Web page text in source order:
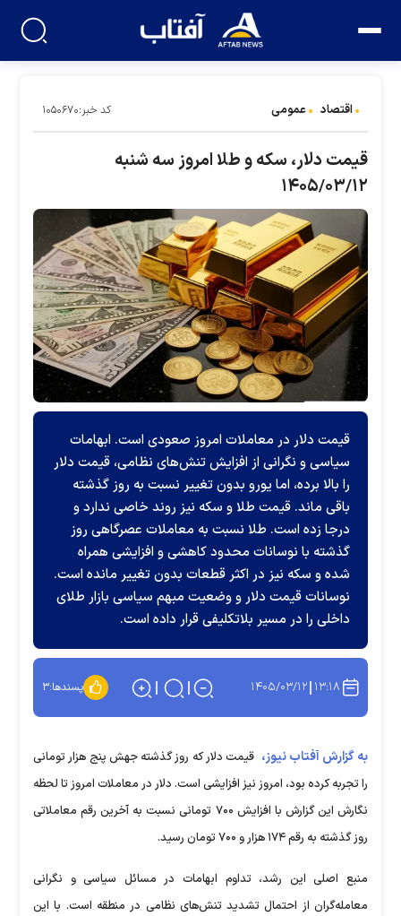
اقتصاد عمومی کد خبر:۱۰۵۰۶۷۰
قیمت دلار، سکه و طلا امروز سه شنبه
۱۴۰۵/۰۳/۱۲
قیمت دلار در معاملات امروز صعودی است. ابهامات
سیاسی و نگرانی از افزایش تنش‌های نظامی، قیمت دلار
را بالا برده، اما یورو بدون تغییر نسبت به روز گذشته
باقی ماند. قیمت طلا و سکه نیز روند خاصی ندارد و
درجا زده است. طلا نسبت به معاملات عصرگاهی روز
گذشته با نوسانات محدود کاهشی و افزایشی همراه
شده و سکه نیز در اکثر قطعات بدون تغییر مانده است.
نوسانات قیمت دلار و وضعیت مبهم سیاسی بازار طلای
داخلی را در مسیر بلاتکلیفی قرار داده است.
۱۳:۱۸ ۱۴۰۵/۰۳/۱۲ پسندها:۳
به گزارش آفتاب نیوز، قیمت دلار که روز گذشته جهش پنج هزار تومانی
را تجربه کرده بود، امروز نیز افزایشی است. دلار در معاملات امروز تا لحظه
نگارش این گزارش با افزایش ۷۰۰ تومانی نسبت به آخرین رقم معاملاتی
روز گذشته به رقم ۱۷۴ هزار و ۷۰۰ تومان رسید.
منبع اصلی این رشد، تداوم ابهامات در مسائل سیاسی و نگرانی
معامله‌گران از احتمال تشدید تنش‌های نظامی در منطقه است. با این